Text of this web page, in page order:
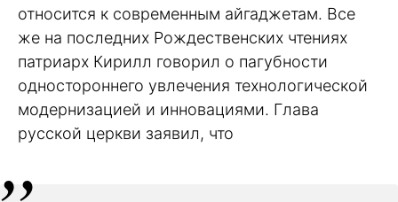
относится к современным айгаджетам. Все
же на последних Рождественских чтениях
патриарх Кирилл говорил о пагубности
одностороннего увлечения технологической
модернизацией и инновациями. Глава
русской церкви заявил, что